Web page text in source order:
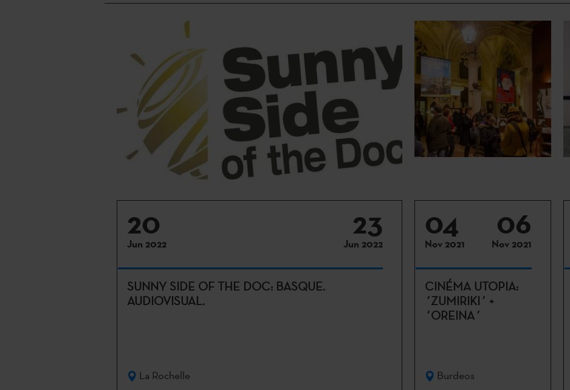
20
Jun 2022
23
Jun 2022
SUNNY SIDE OF THE DOC: BASQUE.
AUDIOVISUAL.
La Rochelle
04
Nov 2021
06
Nov 2021
CINÉMA UTOPIA:
´ZUMIRIKI´ +
´OREINA´
Burdeos